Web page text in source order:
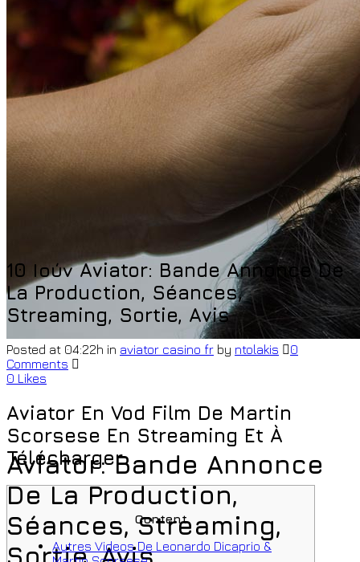
Aviator: Bande Annonce
De La Production,
Séances, Streaming,
10 ΙούνAviator: Bande Annonce De
La Production, Séances,
Streaming, Sortie, Avis
Posted at 04:22h in aviator casino fr by ntolakis
0
Comments
0 Likes
Aviator En Vod Film De Martin
Scorsese En Streaming Et À
Télécharger
Content
Autres Videos De Leonardo Dicaprio &